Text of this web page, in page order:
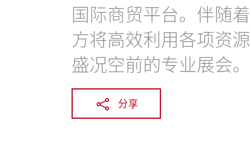
国际商贸平台。伴随
方将高效利用各项资
盛况空前的专业展会。
分享